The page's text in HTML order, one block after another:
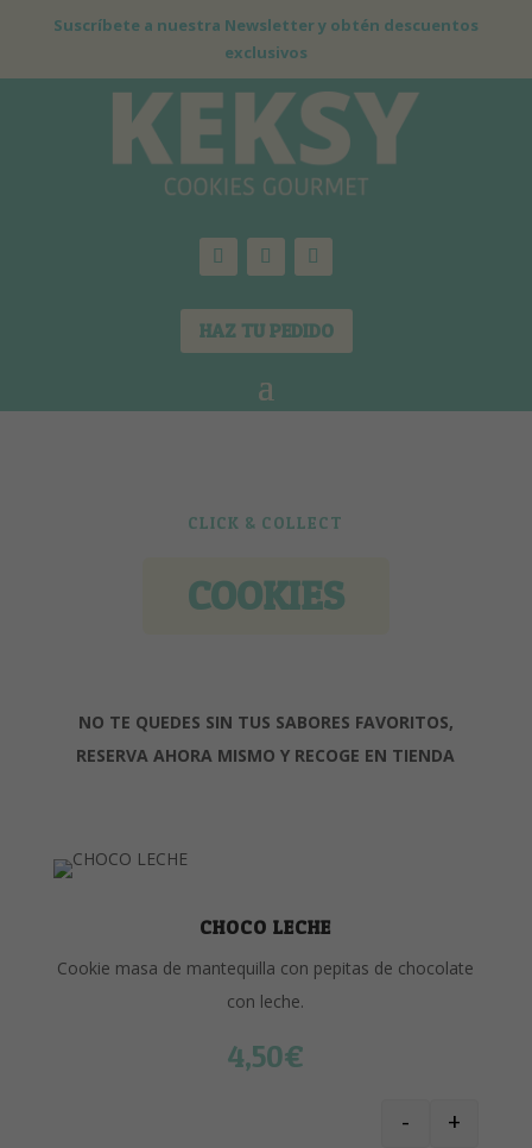
Suscríbete a nuestra Newsletter y obtén descuentos
exclusivos
HAZ TU PEDIDO
CLICK & COLLECT
COOKIES
NO TE QUEDES SIN TUS SABORES FAVORITOS,
RESERVA AHORA MISMO Y RECOGE EN TIENDA
CHOCO LECHE
Cookie masa de mantequilla con pepitas de chocolate
con leche.
4,50€
DELUXE
- +